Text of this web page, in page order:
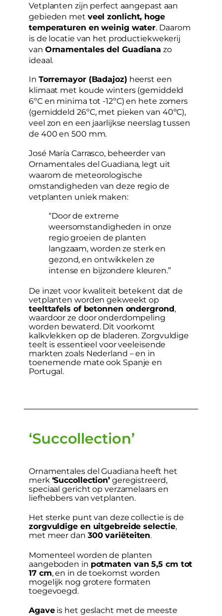
Vetplanten zijn perfect aangepast aan
gebieden met veel zonlicht, hoge
temperaturen en weinig water. Daarom
is de locatie van het productiekwekerij
van Ornamentales del Guadiana zo
ideaal.
In Torremayor (Badajoz) heerst een
klimaat met koude winters (gemiddeld
6ºC en minima tot -12ºC) en hete zomers
(gemiddeld 26ºC, met pieken van 40ºC),
veel zon en een jaarlijkse neerslag tussen
de 400 en 500 mm.
José María Carrasco, beheerder van
Ornamentales del Guadiana, legt uit
waarom de meteorologische
omstandigheden van deze regio de
vetplanten uniek maken:
“Door de extreme
weersomstandigheden in onze
regio groeien de planten
langzaam, worden ze sterk en
gezond, en ontwikkelen ze
intense en bijzondere kleuren.”
De inzet voor kwaliteit betekent dat de
vetplanten worden gekweekt op
teelttafels of betonnen ondergrond,
waardoor ze door onderdompeling
worden bewaterd. Dit voorkomt
kalkvlekken op de bladeren. Zorgvuldige
teelt is essentieel voor veeleisende
markten zoals Nederland – en in
toenemende mate ook Spanje en
Portugal.
‘Succollection’
Ornamentales del Guadiana heeft het
merk ‘Succollection’ geregistreerd,
speciaal gericht op verzamelaars en
liefhebbers van vetplanten.
Het sterke punt van deze collectie is de
zorgvuldige en uitgebreide selectie,
met meer dan 300 variëteiten.
Momenteel worden de planten
aangeboden in potmaten van 5,5 cm tot
17 cm, en in de toekomst worden
mogelijk nog grotere formaten
toegevoegd.
Agaveis het geslacht met de meeste